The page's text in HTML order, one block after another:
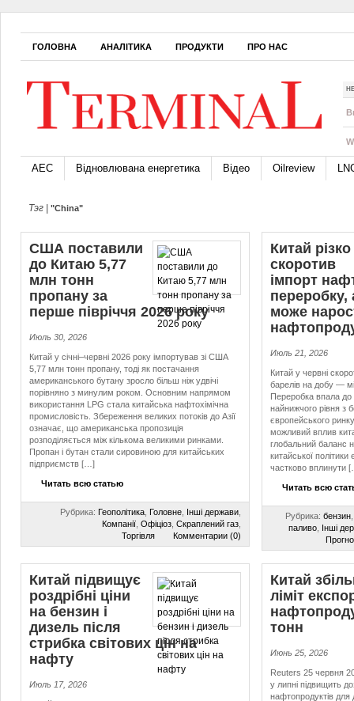
ГОЛОВНА АНАЛІТИКА ПРОДУКТИ ПРО НАС
АЕС Відновлювана енергетика Відео Oilreview
Тэг | "China"
США поставили
до Китаю 5,77
млн тонн
пропану за
перше півріччя 2026 року
Июль 30, 2026
Китай у січні–червні 2026 року імпортував зі США
5,77 млн тонн пропану, тоді як постачання
американського бутану зросло більш ніж удвічі
порівняно з минулим роком. Основним напрямом
використання LPG стала китайська нафтохімічна
промисловість. Збереження великих потоків до Азії
означає, що американська пропозиція
розподіляється між кількома великими ринками.
Пропан і бутан стали сировиною для китайських
підприємств […]
Читать всю статью
Рубрика: Геополітика Головне Інші держави
Компанії Офіціоз Скраплений газ
Торгівля
Комментарии (0)
Китай різко
скоротив
імпорт
переробку,
може
Июль 21, 2026
Китай у червні
барелів на добу —
Переробка впала до
найнижчого рівня з
європейського
можливий вплив
глобальний баланс
китайської
частково вплинути
Читать всю
Рубрика: бензин
паливо Інші
Китай підвищує
роздрібні ціни
на бензин і
дизель після
стрибка світових цін на
нафту
Июль 17, 2026
Китай
ліміт
тонн
Июнь 25, 2026
Reuters 25 червня
у липні підвищить
нафтопродуктів